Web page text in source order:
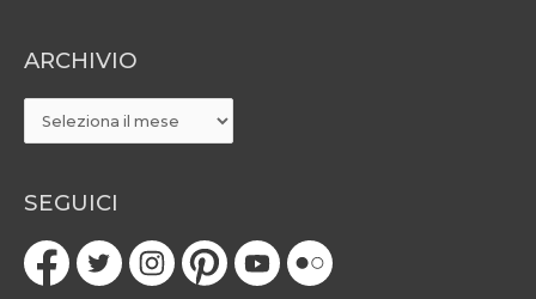
ARCHIVIO
ARCHIVIO
SEGUICI